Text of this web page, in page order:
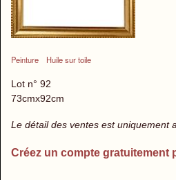
Peinture Huile sur toile
Lot n° 92
73cmx92cm
Le détail des ventes est uniquement
Créez un compte gratuitement